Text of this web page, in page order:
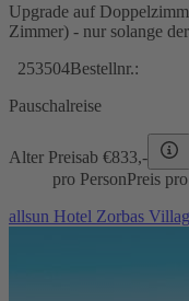
Upgrade auf
Zimmer) - nur solange
253504Bestellnr.:
Pauschalreise
Alter Preisab €833,-
pro PersonPreis
allsun Hotel Zorbas